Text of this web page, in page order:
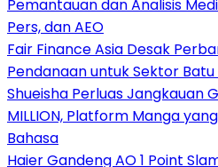
Pemantauan dan Analisis
Pers, dan AEO
Fair Finance Asia Desak
Pendanaan untuk Sektor Batu
Shueisha Perluas Jangkauan
MILLION, Platform Manga
Bahasa
Haier Gandeng AO 1 Point